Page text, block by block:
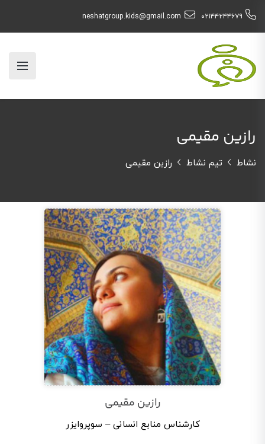
۰۲۱۴۴۲۴۴۶۷۹ neshatgroup.kids@gmail.com
رازین مقیمی
نشاط تیم نشاط رازین مقیمی
رازین مقیمی
کارشناس منابع انسانی – سوپروایزر